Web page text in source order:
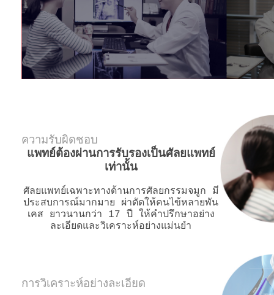
ความรับผิดชอบ
แพทย์ต้องผ่านการรับรองเป็นศัลยแพทย์
เท่านั้น
ศัลยแพทย์เฉพาะทางด้านการศัลยกรรมจมูก มี
ประสบการณ์มากมาย ผ่าตัดให้คนไข้หลายพัน
เคส ยาวนานกว่า 17 ปี ให้คำปรึกษาอย่าง
ละเอียดและวิเคราะห์อย่างแม่นยำ
การวิเคราะห์อย่างละเอียด